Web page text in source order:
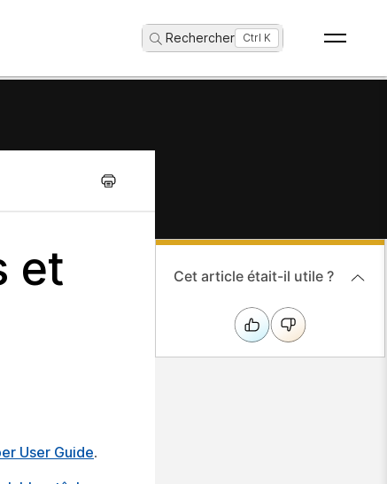
Rechercher ...Ctrl K
et
User Guide.
Cet article était-il utile ?